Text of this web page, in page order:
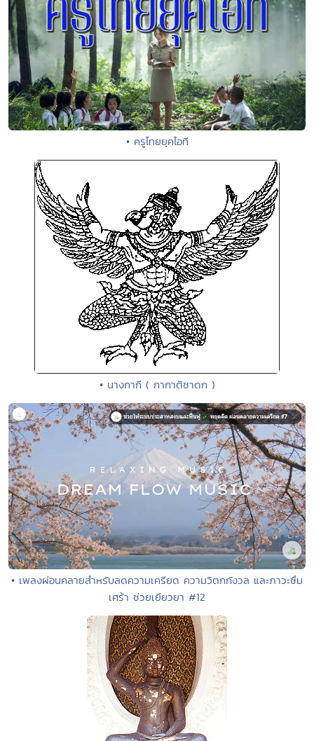
• ครูไทยยุคไอที
• นางกากี ( กากาติชาดก )
• เพลงผ่อนคลายสำหรับลดความเครียด ความวิตกกังวล และภาวะซึม
เศร้า ช่วยเยียวยา #12